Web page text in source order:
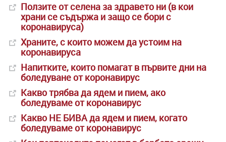
Ползите от селена за здравето ни (в кои
храни се съдържа и защо се бори с
коронавируса)
Храните, с които можем да устоим на
коронавируса
Напитките, които помагат в първите дни на
боледуване от коронавирус
Какво трябва да ядем и пием, ако
боледуваме от коронавирус
Какво НЕ БИВА да ядем и пием, когато
боледуваме от коронавирус